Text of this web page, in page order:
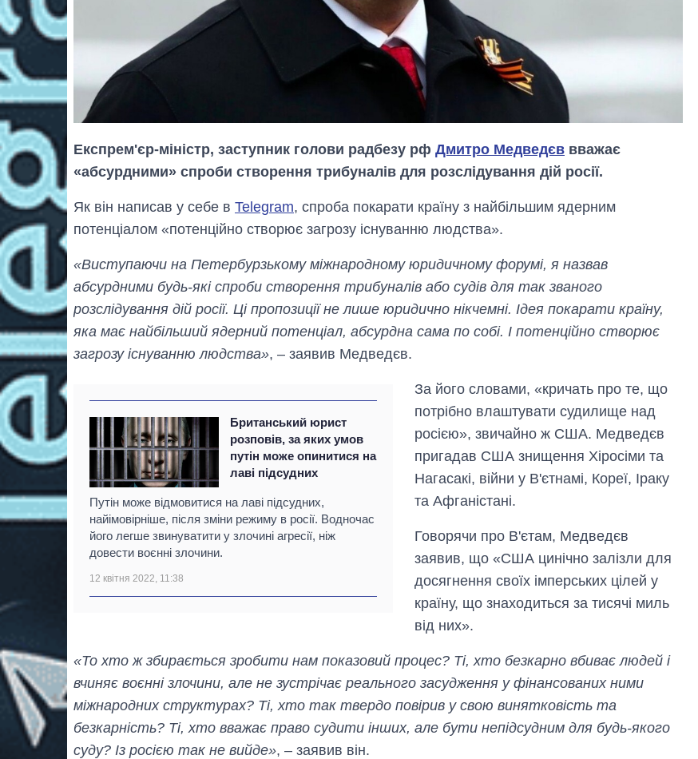
Експрем'єр-міністр, заступник голови радбезу рф Дмитро Медведєв вважає
«абсурдними» спроби створення трибуналів для розслідування дій росії.
Як він написав у себе в Telegram, спроба покарати країну з найбільшим ядерним
потенціалом «потенційно створює загрозу існуванню людства».
«Виступаючи на Петербурзькому міжнародному юридичному форумі, я назвав
абсурдними будь-які спроби створення трибуналів або судів для так званого
розслідування дій росії. Ці пропозиції не лише юридично нікчемні. Ідея покарати країну,
яка має найбільший ядерний потенціал, абсурдна сама по собі. І потенційно створює
загрозу існуванню людства», – заявив Медведєв.
Британський юрист
розповів, за яких умов
путін може опинитися на
лаві підсудних
Путін може відмовитися на лаві підсудних,
найімовірніше, після зміни режиму в росії. Водночас
його легше звинуватити у злочині агресії, ніж
довести воєнні злочини.
12 квітня 2022, 11:38
За його словами, «кричать про те, що
потрібно влаштувати судилище над
росією», звичайно ж США. Медведєв
пригадав США знищення Хіросіми та
Нагасакі, війни у В'єтнамі, Кореї, Іраку
та Афганістані.
Говорячи про В'єтам, Медведєв
заявив, що «США цинічно залізли для
досягнення своїх імперських цілей у
країну, що знаходиться за тисячі миль
від них».
«То хто ж збирається зробити нам показовий процес? Ті, хто безкарно вбиває людей і
вчиняє воєнні злочини, але не зустрічає реального засудження у фінансованих ними
міжнародних структурах? Ті, хто так твердо повірив у свою винятковість та
безкарність? Ті, хто вважає право судити інших, але бути непідсудним для будь-якого
суду? Із росією так не вийде», – заявив він.
Від 1 місяця – до 5
років: хто і як
довго обіймав